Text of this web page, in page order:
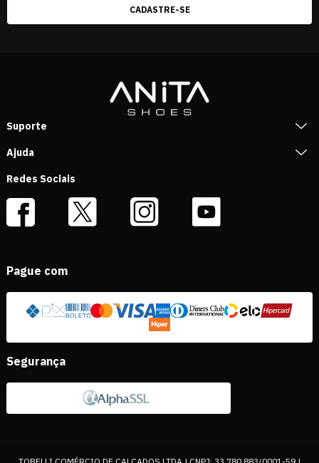
Suporte
Ajuda
Redes Sociais
Pague com
Segurança